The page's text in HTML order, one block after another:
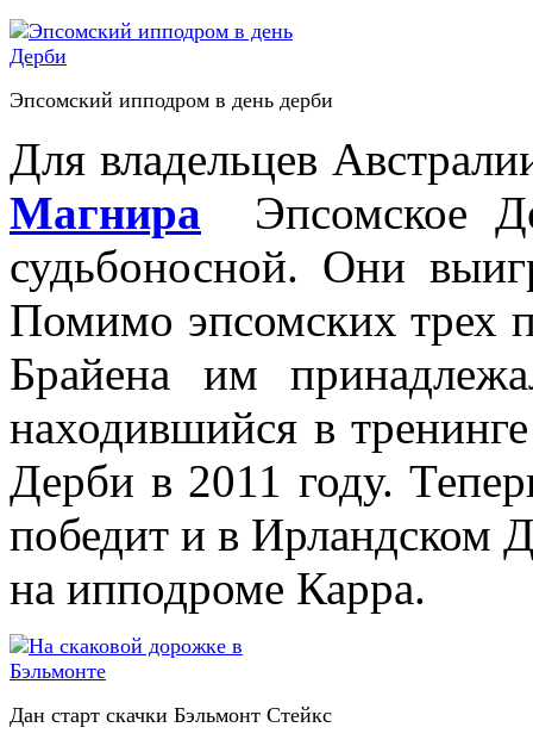
Эпсомский ипподром в день дерби
Для владельцев
Магнира Эпсомское
судьбоносной. Они
Помимо эпсомских трех
Брайена им
находившийся в
Дерби в 2011 году.
победит и в Ирландском
на ипподроме Карра.
Дан старт скачки Бэльмонт Стейкс